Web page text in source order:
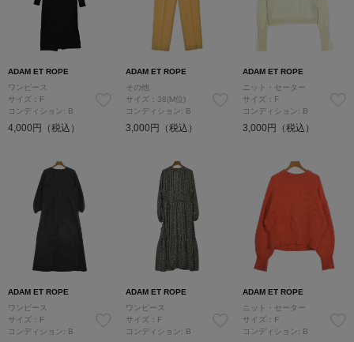
ADAM ET ROPE
ワンピース
サイズ：F
コンディション: B
4,000円（税込）
ADAM ET ROPE
その他
サイズ：38(M位)
コンディション: B
3,000円（税込）
ADAM ET ROPE
ニット・セーター
サイズ：F
コンディション: B
3,000円（税込）
ADAM ET ROPE
ワンピース
サイズ：F
コンディション: B
ADAM ET ROPE
ワンピース
サイズ：F
コンディション: B
ADAM ET ROPE
ニット・セーター
サイズ：F
コンディション: B